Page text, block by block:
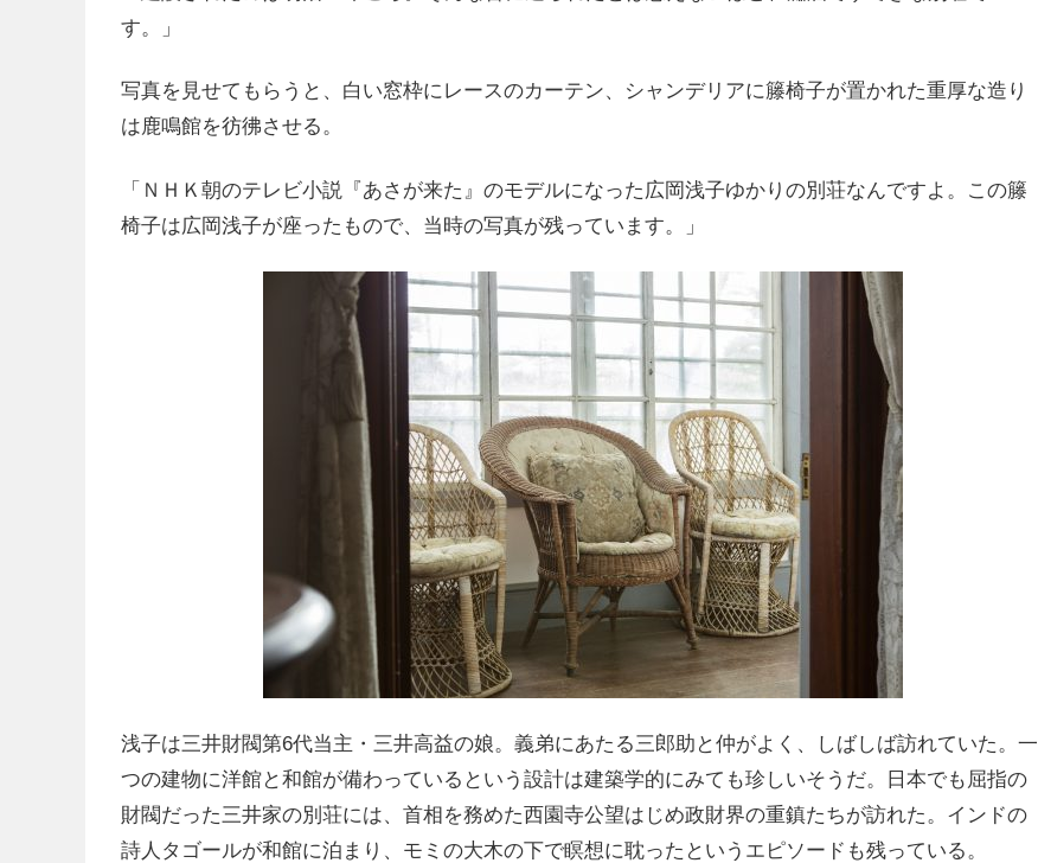
す。」
写真を見せてもらうと、白い窓枠にレースのカーテン、シャンデリアに籐椅子が置かれた重厚な造り
は鹿鳴館を彷彿させる。
「ＮＨＫ朝のテレビ小説『あさが来た』のモデルになった広岡浅子ゆかりの別荘なんですよ。この籐
椅子は広岡浅子が座ったもので、当時の写真が残っています。」
浅子は三井財閥第6代当主・三井高益の娘。義弟にあたる三郎助と仲がよく、しばしば訪れていた。一
つの建物に洋館と和館が備わっているという設計は建築学的にみても珍しいそうだ。日本でも屈指の
財閥だった三井家の別荘には、首相を務めた西園寺公望はじめ政財界の重鎮たちが訪れた。インドの
詩人タゴールが和館に泊まり、モミの大木の下で瞑想に耽ったというエピソードも残っている。